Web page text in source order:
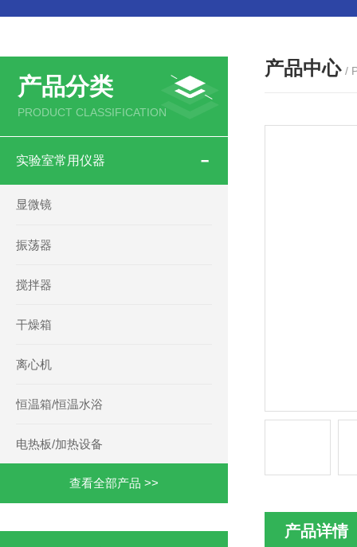
产品分类
PRODUCT CLASSIFICATION
实验室常用仪器
显微镜
振荡器
搅拌器
干燥箱
离心机
恒温箱/恒温水浴
电热板/加热设备
查看全部产品 >>
产品中心 /
产品详情